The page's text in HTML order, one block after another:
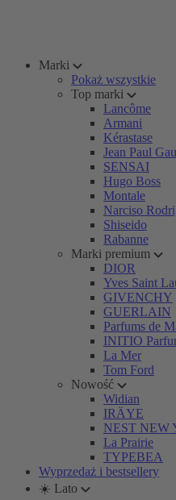
Marki
Pokaż wszystkie
Top marki
Lancôme
Armani
Kérastase
Jean Paul
SENSAI
Hugo Boss
Montale
Narciso
Shiseido
Rabanne
Marki premium
DIOR
Yves Saint
GIVENCHY
GUERLAIN
Parfums de
INITIO
La Mer
Tom Ford
Nowość
Widian
IRÄYE
NEST NEW
La Prairie
TYPEBEA
Wyprzedaż i bestsellery
☀️ Lato